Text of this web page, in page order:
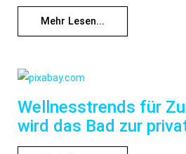
Mehr Lesen...
Wellnesstrends für
wird das Bad zur